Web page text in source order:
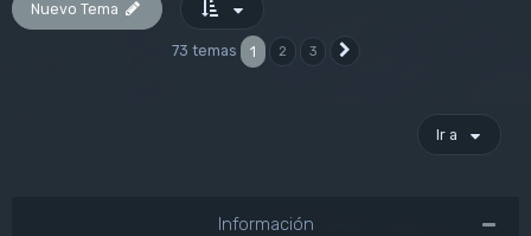
Nuevo Tema
73 temas 1 2 3
Ir a
Información